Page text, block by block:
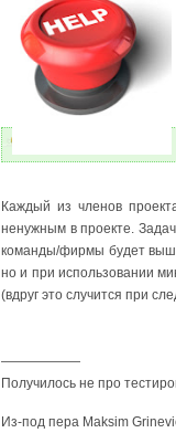
Каждый из членов
ненужным в проекте.
команды/фирмы будет
но и при использовании
(вдруг это случится при
——————
Получилось не про
Из-под пера Maksim